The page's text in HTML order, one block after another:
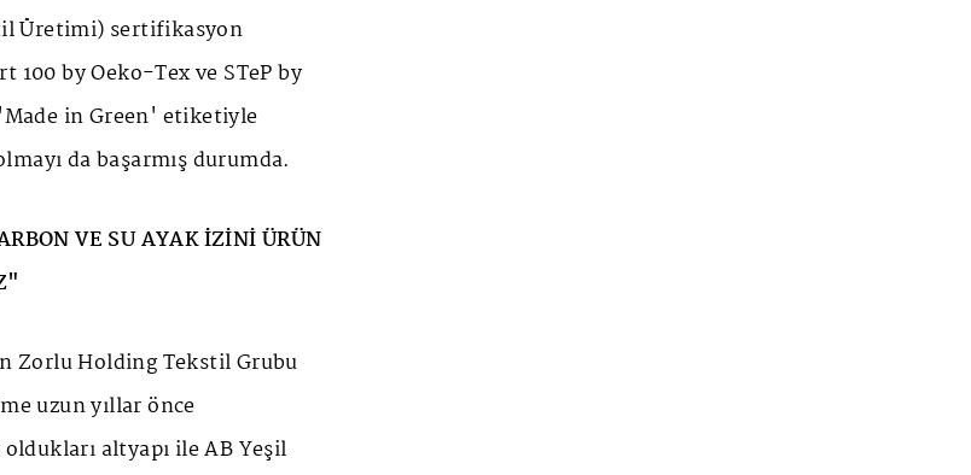
Üretimi) sertifikasyon
by Oeko-Tex ve STeP by
in Green' etiketiyle
da başarmış durumda.
VE SU AYAK İZİNİ ÜRÜN
Zorlu Holding Tekstil Grubu
uzun yıllar önce
altyapı ile AB Yeşil